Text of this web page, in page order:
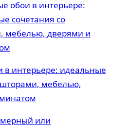
в интерьере: идеальные
шторами, мебелью,